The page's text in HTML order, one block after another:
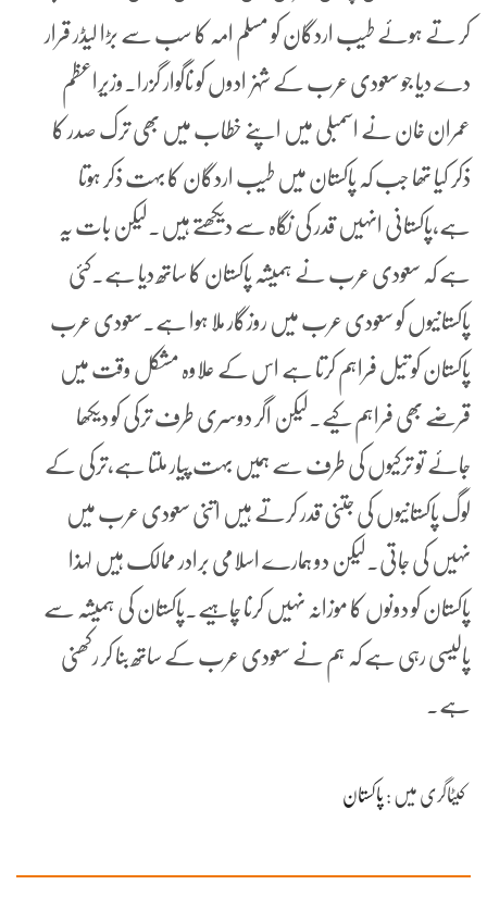
کر تے ہوئے طیب اردگان کو مسلم امہ کا سب سے بڑا لیڈر قرار
دے دیا جو سعودی عرب کے شہزادوں کو ناگوار گزرا۔وزیراعظم
عمران خان نے اسمبلی میں اپنے خطاب میں بھی ترک صدر کا
ذکر کیا تھا جب کہ پاکستان میں طیب اردگان کا بہت ذکر ہوتا
ہے،پاکستانی انہیں قدر کی نگاہ سے دیکھتے ہیں۔لیکن بات یہ
ہے کہ سعودی عرب نے ہمیشہ پاکستان کا ساتھ دیا ہے۔کئی
پاکستانیوں کو سعودی عرب میں روزگار ملا ہوا ہے۔سعودی عرب
پاکستان کو تیل فراہم کرتا ہے اس کے علاوہ مشکل وقت میں
قرضے بھی فراہم کیے۔لیکن اگر دوسری طرف ترکی کو دیکھا
جائے تو ترکیوں کی طرف سے ہمیں بہت پیار ملتا ہے،ترکی کے
لوگ پاکستانیوں کی جتنی قدر کرتے ہیں اتنی سعودی عرب میں
نہیں کی جاتی۔لیکن دو ہمارے اسلامی برادر ممالک ہیں لہذا
پاکستان کو دونوں کا موزانہ نہیں کرنا چاہیے۔پاکستان کی ہمیشہ سے
پالیسی رہی ہے کہ ہم نے سعودی عرب کے ساتھ بنا کر رکھنی
ہے۔
کیٹاگری میں : پاکستان